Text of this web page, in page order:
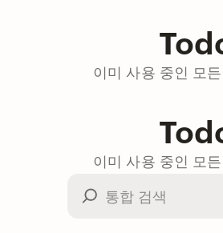
이미 사용 중인 모
이미 사용 중인 모